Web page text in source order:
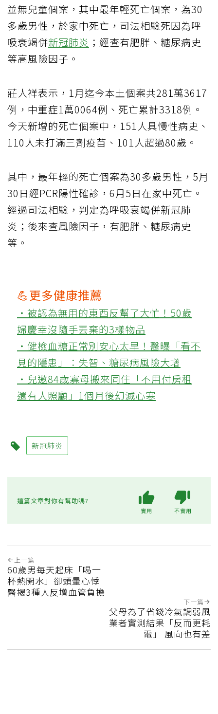
並無兒童個案，其中最年輕死亡個案，為30
多歲男性，於家中死亡，司法相驗死因為呼
吸衰竭併新冠肺炎 ；經查有肥胖、糖尿病史
等高風險因子。
莊人祥表示，1月迄今本土個案共281萬3617
例，中重症1萬0064例、死亡累計3318例。
今天新增的死亡個案中，151人具慢性病史、
110人未打滿三劑疫苗、101人超過80歲。
其中，最年輕的死亡個案為30多歲男性，5月
30日經PCR陽性確診，6月5日在家中死亡。
經過司法相驗，判定為呼吸衰竭併新冠肺
炎；後來查風險因子，有肥胖、糖尿病史
等。
💪更多健康推薦
‧被認為無用的東西反幫了大忙！50歲
婦慶幸沒隨手丟棄的3樣物品
‧健檢血糖正常別安心太早！醫曝「看不
見的隱患」：失智、糖尿病風險大增
‧兒邀84歲寡母搬來同住「不用付房租
還有人照顧」1個月後幻滅心寒
新冠肺炎
這篇文章對你有幫助嗎?
實用 不實用
上一篇
60歲男每天起床「喝一
杯熱開水」卻頭暈心悸
醫揭3種人反增血管負擔
下一篇
父母為了省錢冷氣調弱風
業者實測結果「反而更耗
電」 風向也有差